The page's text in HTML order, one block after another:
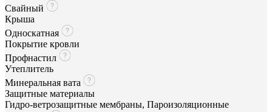
Свайный
Крыша
Односкатная
Покрытие кровли
Профнастил
Утеплитель
Минеральная вата
Защитные материалы
Гидро-ветрозащитные мембраны, Пароизоляционные